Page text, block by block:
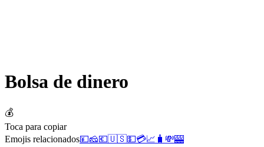
Bolsa de dinero
💰
Toca para copiar
Emojis relacionados💴🧀💶🇺🇸💵💳📈 🧳 💸🎰